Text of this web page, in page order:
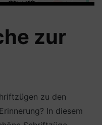
zur
zu den
In diesem